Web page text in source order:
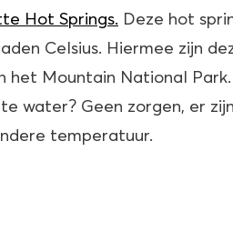
Hot Springs. Deze hot
Celsius. Hiermee zijn
het Mountain National
water? Geen zorgen, er
temperatuur.